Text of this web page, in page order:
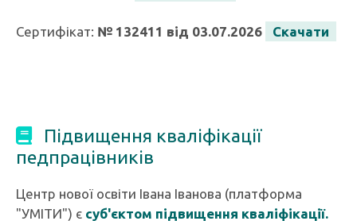
Сертифікат: № 132411 від 03.07.2026 Скачати
Підвищення кваліфікації
педпрацівників
Центр нової освіти Івана Іванова (платформа
"УМІТИ") є суб'єктом підвищення кваліфікації.